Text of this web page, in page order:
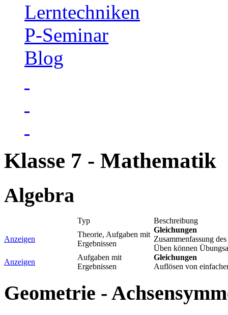
Lerntechniken
P-Seminar
Blog
Klasse 7 - Mathematik
Algebra
Typ Beschreibung
Anzeigen
Theorie, Aufgaben mit
Ergebnissen
Gleichungen
Zusammenfassung
Üben können
Anzeigen
Aufgaben mit
Ergebnissen
Gleichungen
Auflösen von
Geometrie -